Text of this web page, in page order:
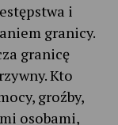
i
granicy.
granicę
Kto
groźby,
osobami,